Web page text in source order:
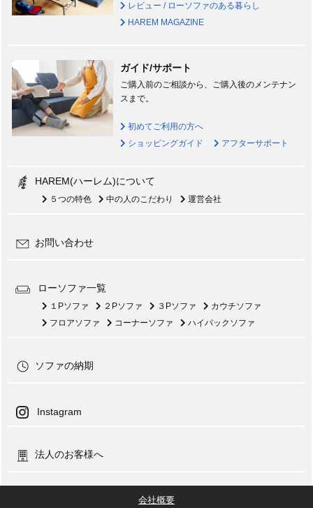
レビュー / ローソファのある暮らし
HAREM MAGAZINE
ガイド/サポート
ご購入前のご相談から、ご購入後のメンテナン
スまで。
初めてご利用の方へ
ショッピングガイド
アフターサポート
HAREM(ハーレム)について
５つの特色 中の人のこだわり 運営会社
お問い合わせ
ローソファ一覧
１Pソファ ２Pソファ ３Pソファ
カウチソファ
フロアソファ
コーナーソファ ハイバックソファ
ソファの納期
Instagram
法人のお客様へ
会社概要